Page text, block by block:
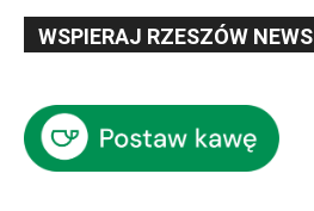
WSPIERAJ RZESZÓW NEWS